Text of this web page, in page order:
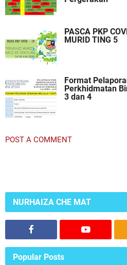
PASCA PKP
MURID TING 5
Format
Perkhidmatan
3 dan 4
POST A COMMENT
NURHAIZA CHE MAT
Popular Posts